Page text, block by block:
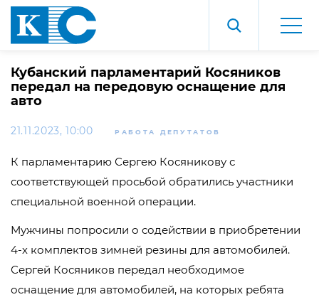
Кубанский парламентарий Косяников
передал на передовую оснащение для
авто
21.11.2023, 10:00 РАБОТА ДЕПУТАТОВ
К парламентарию Сергею Косяникову с
соответствующей просьбой обратились участники
специальной военной операции.
Мужчины попросили о содействии в приобретении
4-х комплектов зимней резины для автомобилей.
Сергей Косяников передал необходимое
оснащение для автомобилей, на которых ребята